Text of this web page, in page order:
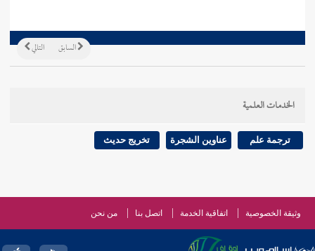
التالي السابق
الخدمات العلمية
ترجمة علم عناوين الشجرة تخريج حديث
وثيقة الخصوصية اتفاقية الخدمة اتصل بنا من نحن